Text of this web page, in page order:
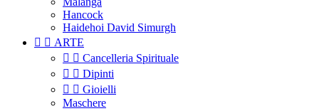
Hancock
Haidehoi David Simurgh
  ARTE
  Cancelleria Spirituale
  Dipinti
  Gioielli
Maschere